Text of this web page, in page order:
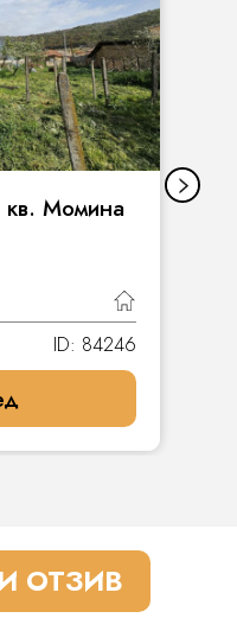
кв. Момина
ID: 84246
ОТЗИВ